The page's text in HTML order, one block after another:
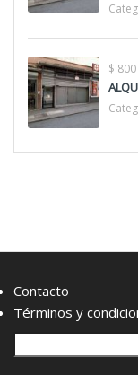
$ 800
Contacto
Términos y